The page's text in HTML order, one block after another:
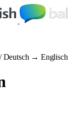
/ Deutsch → Englisch